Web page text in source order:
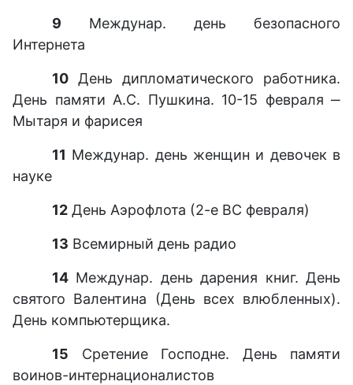
9 Междунар. день безопасного
Интернета
10 День дипломатического работника.
День памяти А.С. Пушкина. 10-15 февраля ‒
Мытаря и фарисея
11 Междунар. день женщин и девочек в
науке
12 День Аэрофлота (2-е ВС февраля)
13 Всемирный день радио
14 Междунар. день дарения книг. День
святого Валентина (День всех влюбленных).
День компьютерщика.
15 Сретение Господне. День памяти
воинов-интернационалистов